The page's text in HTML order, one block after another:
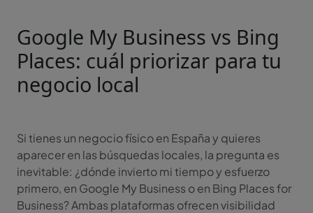
Google My Business vs Bing
Places: cuál priorizar para tu
negocio local
Si tienes un negocio físico en España y quieres
aparecer en las búsquedas locales, la pregunta es
inevitable: ¿dónde invierto mi tiempo y esfuerzo
primero, en Google My Business o en Bing Places for
Business? Ambas plataformas ofrecen visibilidad